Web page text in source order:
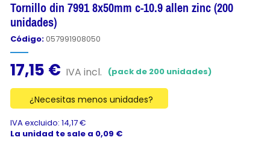
Tornillo din 7991 8x50mm c-10.9 allen zinc (200
unidades)
Código:057991908050
17,15 € IVA incl. (pack de 200 unidades)
¿Necesitas menos unidades?
IVA excluido: 14,17 €
La unidad te sale a 0,09 €